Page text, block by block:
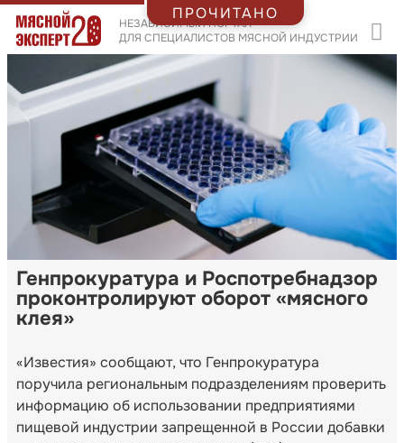
НЕЗАВИСИМЫЙ ПОРТАЛ
ДЛЯ СПЕЦИАЛИСТОВ МЯСНОЙ ИНДУСТРИИ
Генпрокуратура и Роспотребнадзор
проконтролируют оборот «мясного
клея»
«Известия» сообщают, что Генпрокуратура
поручила региональным подразделениям проверить
информацию об использовании предприятиями
пищевой индустрии запрещенной в России добавки
ПРОЧИТАНО